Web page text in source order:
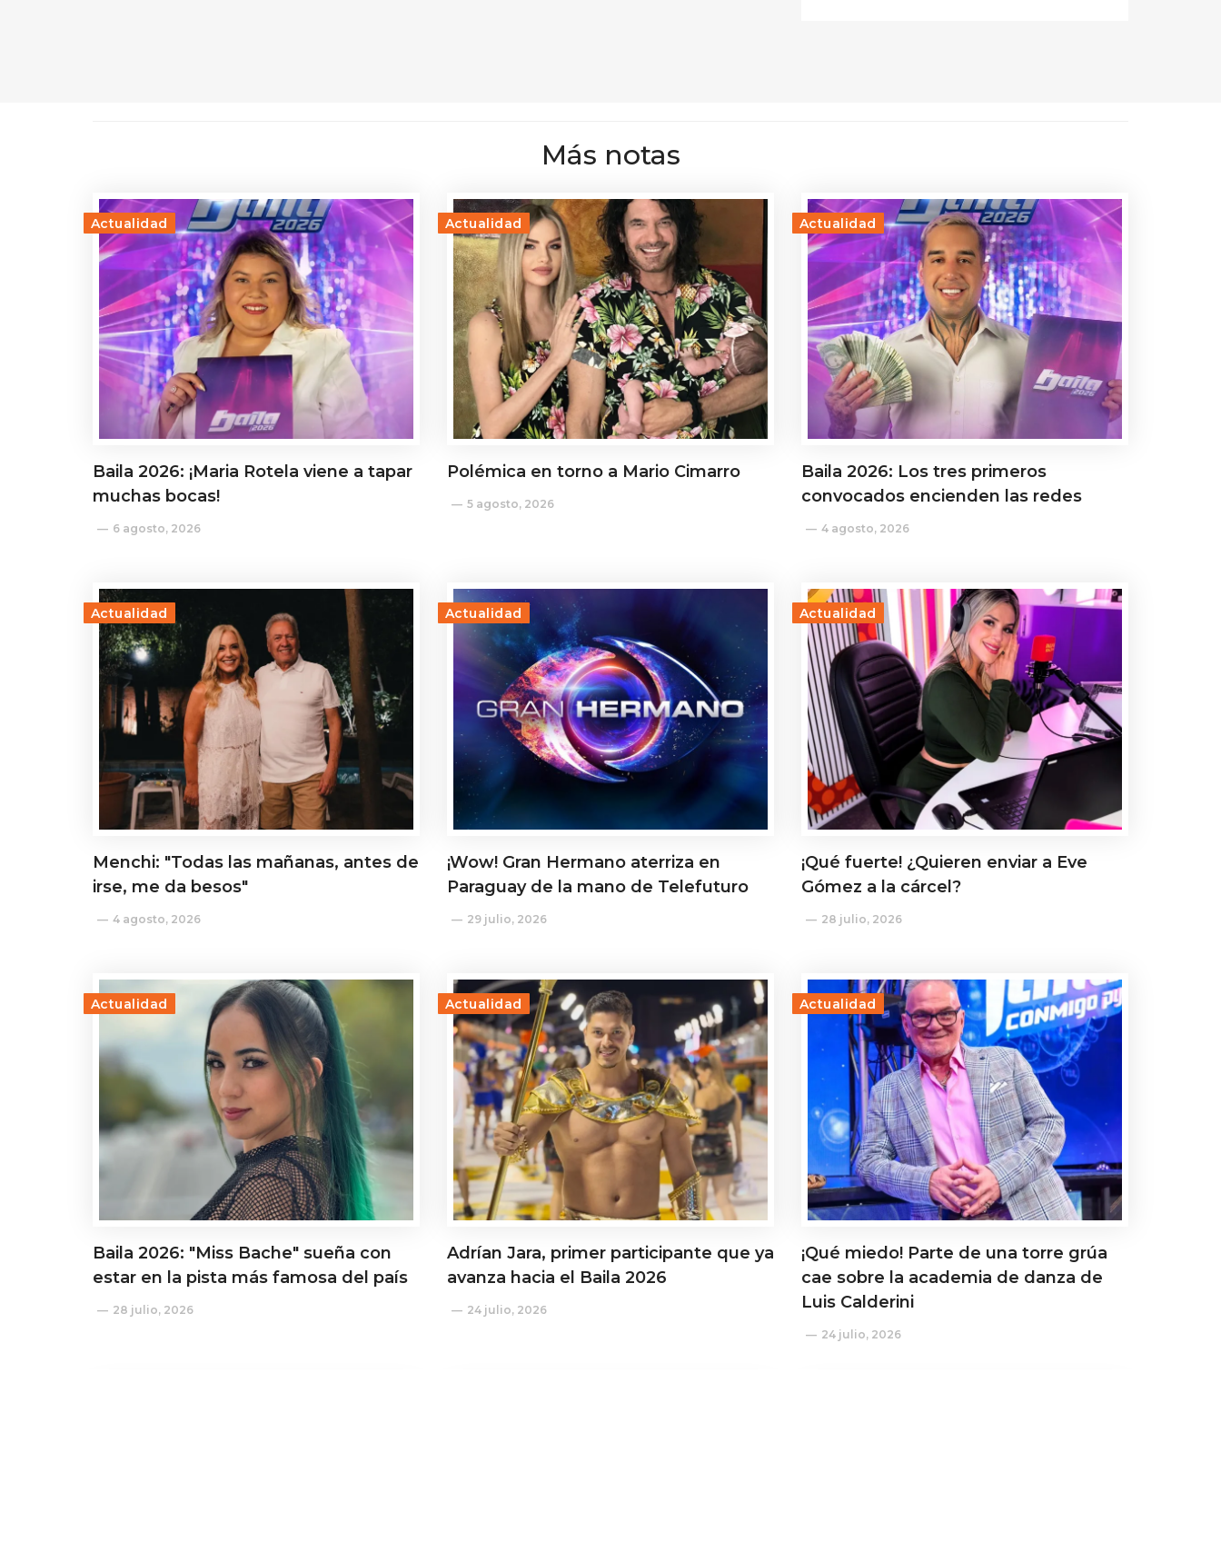
Más notas
Actualidad
Baila 2026: ¡Maria Rotela viene a tapar
muchas bocas!
6 agosto, 2026
Actualidad
Polémica en torno a Mario Cimarro
5 agosto, 2026
Actualidad
Baila 2026: Los tres primeros
convocados encienden las redes
4 agosto, 2026
Actualidad
Menchi: "Todas las mañanas, antes de
irse, me da besos"
4 agosto, 2026
Actualidad
¡Wow! Gran Hermano aterriza en
Paraguay de la mano de Telefuturo
29 julio, 2026
Actualidad
¡Qué fuerte! ¿Quieren enviar a Eve
Gómez a la cárcel?
28 julio, 2026
Actualidad
Baila 2026: "Miss Bache" sueña con
estar en la pista más famosa del país
28 julio, 2026
Actualidad
Adrían Jara, primer participante que ya
avanza hacia el Baila 2026
24 julio, 2026
Actualidad
¡Qué miedo! Parte de una torre grúa
cae sobre la academia de danza de
Luis Calderini
24 julio, 2026